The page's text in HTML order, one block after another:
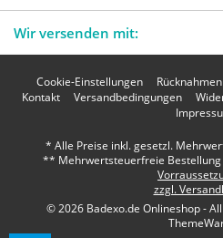
Wir versenden mit:
Cookie-Einstellungen
Kontakt
Versandbedingungen
* Alle Preise inkl. gesetzl.
** Mehrwertsteuerfreie Bestellung
zzgl.
© 2026 Badexo.de Onlineshop -